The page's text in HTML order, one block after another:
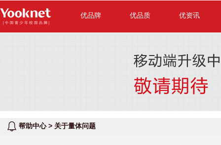
优品牌 优品质 优资讯
帮助中心 > 关于量体问题